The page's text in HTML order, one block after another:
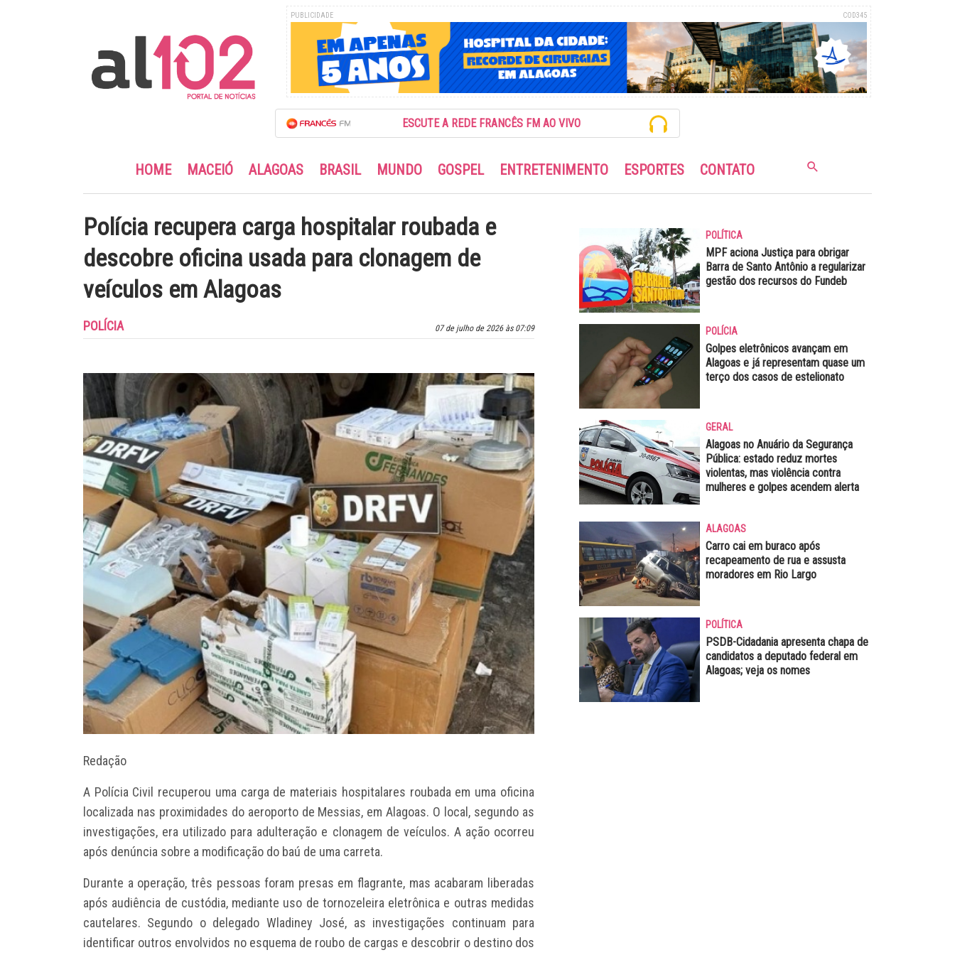
PUBLICIDADE COD345
ESCUTE A REDE FRANCÊS FM AO VIVO
HOME MACEIÓ ALAGOAS BRASIL MUNDO GOSPEL ENTRETENIMENTO ESPORTES CONTATO
Polícia recupera carga hospitalar roubada e
descobre oficina usada para clonagem de
veículos em Alagoas
07 de julho de 2026 às 07:09
POLÍCIA
Redação
A Polícia Civil recuperou uma carga de materiais hospitalares roubada em uma oficina
localizada nas proximidades do aeroporto de Messias, em Alagoas. O local, segundo as
investigações, era utilizado para adulteração e clonagem de veículos. A ação ocorreu
após denúncia sobre a modificação do baú de uma carreta.
Durante a operação, três pessoas foram presas em flagrante, mas acabaram liberadas
após audiência de custódia, mediante uso de tornozeleira eletrônica e outras medidas
cautelares. Segundo o delegado Wladiney José, as investigações continuam para
identificar outros envolvidos no esquema de roubo de cargas e descobrir o destino dos
POLÍTICA
MPF aciona Justiça para obrigar
Barra de Santo Antônio a regularizar
gestão dos recursos do Fundeb
POLÍCIA
Golpes eletrônicos avançam em
Alagoas e já representam quase um
terço dos casos de estelionato
GERAL
Alagoas no Anuário da Segurança
Pública: estado reduz mortes
violentas, mas violência contra
mulheres e golpes acendem alerta
ALAGOAS
Carro cai em buraco após
recapeamento de rua e assusta
moradores em Rio Largo
POLÍTICA
PSDB-Cidadania apresenta chapa de
candidatos a deputado federal em
Alagoas; veja os nomes